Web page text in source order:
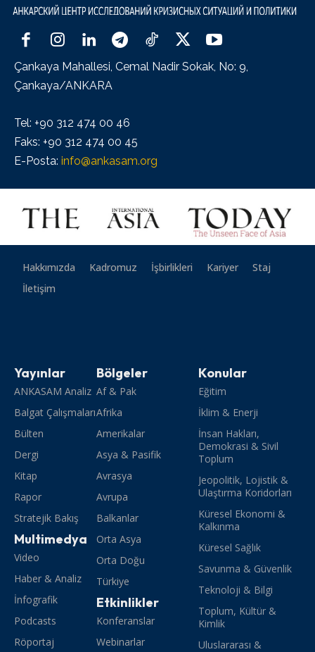
Çankaya Mahallesi, Cemal Nadir Sokak, No: 9,
Çankaya/ANKARA
Tel: +90 312 474 00 46
Faks: +90 312 474 00 45
E-Posta: info@ankasam.org
Hakkımızda Kadromuz İşbirlikleri Kariyer
Staj
İletişim
Yayınlar
ANKASAM Analiz
Balgat Çalışmaları
Bülten
Dergi
Kitap
Rapor
Stratejik Bakış
Multimedya
Video
Haber & Analiz
İnfografik
Podcasts
Röportaj
Bölgeler
Af & Pak
Afrika
Amerikalar
Asya & Pasifik
Avrasya
Avrupa
Balkanlar
Orta Asya
Orta Doğu
Türkiye
Etkinlikler
Konferanslar
Webinarlar
Konular
Eğitim
İklim & Enerji
İnsan Hakları,
Demokrasi & Sivil
Toplum
Jeopolitik, Lojistik &
Ulaştırma Koridorları
Küresel Ekonomi &
Kalkınma
Küresel Sağlık
Savunma & Güvenlik
Teknoloji & Bilgi
Toplum, Kültür &
Kimlik
Uluslararası &